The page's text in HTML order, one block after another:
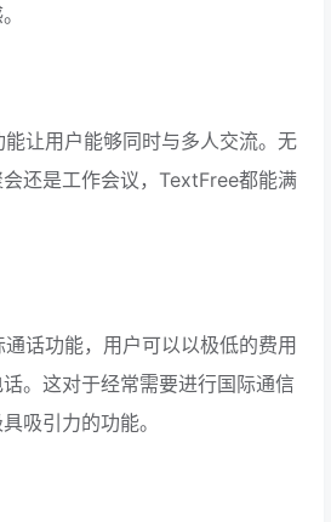
让用户能够同时与多人交流。无
还是工作会议，TextFree都能满
话功能，用户可以以极低的费用
。这对于经常需要进行国际通信
吸引力的功能。